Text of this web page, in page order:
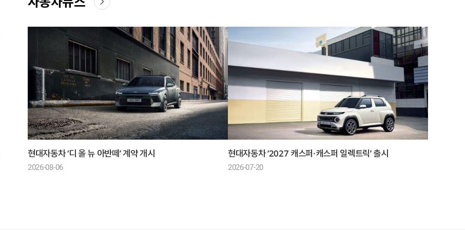
현대자동차 ‘디 올 뉴 아반떼’ 계약 개시
2026-08-06
현대자동차 ‘2027 캐스퍼·캐스퍼 일렉트릭’ 출시
2026-07-20